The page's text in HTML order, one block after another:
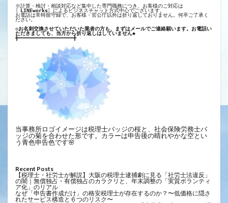
※計算・検討・相談対応など集中した専門職務につき、お客様のご対応は
〖 LINEworks〗によるビジネスチャット方式中心でございます。
お電話は常時留守録で、お客様・官公庁以外は折り返しておりません。何卒ご了承く
ださい。
◇お名刺交換させていただいた業者の方も、まずはメールでご連絡願います。お電話い
ただきましても、当方から折り返しはしていません◆
╋━━━━━━━━━━━━━━━━━━╋
当事務所ロゴイメージは税理士バッジの桜と、社会保険労務士バ
ッジの菊を合わせた形です。カラーは申告後の晴れやかな空とい
う青色申告色です🌸
Recent Posts
【税理士・社労士が解説】大阪の税理士逮捕劇に見る「社労士法違反」
の闇｜無償独占・有償独占のカラクリと、年末調整の「実質ボランティ
ア化」のリアル
なぜ「申告書作成だけ」の格安税理士が存在するのか？〜低価格に隠さ
れたサービス構造と６つのリスク〜